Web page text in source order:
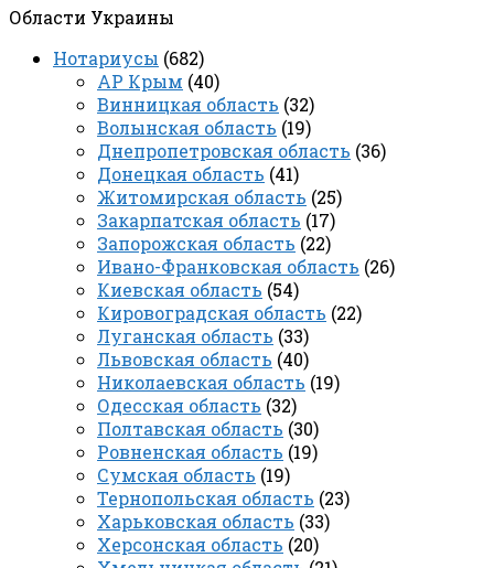
Области Украины
Нотариусы (682)
АР Крым (40)
Винницкая область (32)
Волынская область (19)
Днепропетровская область (36)
Донецкая область (41)
Житомирская область (25)
Закарпатская область (17)
Запорожская область (22)
Ивано-Франковская область (26)
Киевская область (54)
Кировоградская область (22)
Луганская область (33)
Львовская область (40)
Николаевская область (19)
Одесская область (32)
Полтавская область (30)
Ровненская область (19)
Сумская область (19)
Тернопольская область (23)
Харьковская область (33)
Херсонская область (20)